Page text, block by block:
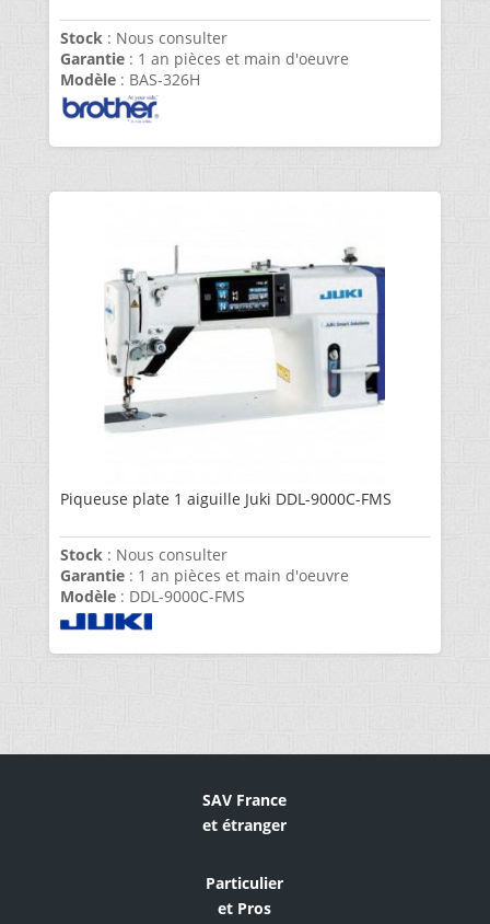
Stock: Nous consulter
Garantie: 1 an pièces et main d'oeuvre
Modèle: BAS-326H
Piqueuse plate 1 aiguille Juki DDL-9000C-FMS
Stock: Nous consulter
Garantie: 1 an pièces et main d'oeuvre
Modèle: DDL-9000C-FMS
SAV France
et étranger
Particulier
et Pros